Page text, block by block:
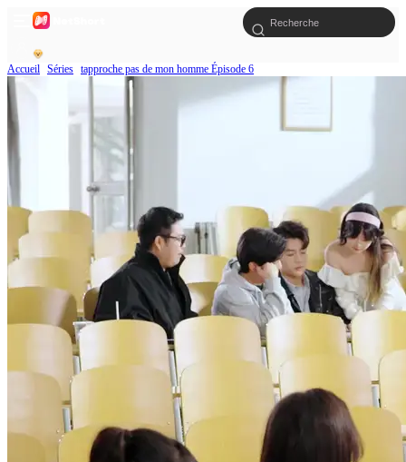
Accueil Séries tapproche pas de mon homme Épisode 6